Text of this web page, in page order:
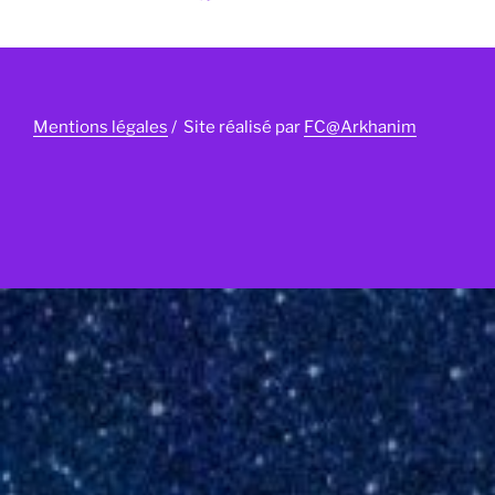
Mentions légales / Site réalisé par FC@Arkhanim